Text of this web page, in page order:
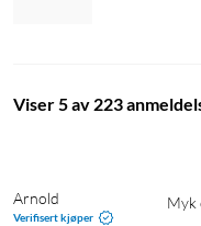
Viser 5 av 223
Arnold
Verifisert kjøper